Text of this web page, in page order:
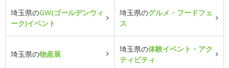
埼玉県のGW(ゴールデンウィ
ーク)イベント
埼玉県のグルメ・フードフェ
ス
埼玉県の物産展
埼玉県の体験イベント・アク
ティビティ